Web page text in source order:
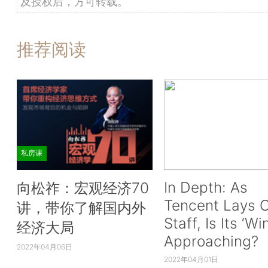
推荐阅读
私房课
向松祚：宏观经济70
讲，带你了解国内外
经济大局
2022年04月06日
In Depth: As
Tencent Lays
Staff, Is Its
Approaching?
2022年04月01日